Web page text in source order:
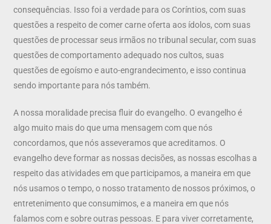
consequências. Isso foi a verdade para os Coríntios, com suas
questões a respeito de comer carne oferta aos ídolos, com suas
questões de processar seus irmãos no tribunal secular, com suas
questões de comportamento adequado nos cultos, suas
questões de egoísmo e auto-engrandecimento, e isso continua
sendo importante para nós também.
A nossa moralidade precisa fluir do evangelho. O evangelho é
algo muito mais do que uma mensagem com que nós
concordamos, que nós asseveramos que acreditamos. O
evangelho deve formar as nossas decisões, as nossas escolhas a
respeito das atividades em que participamos, a maneira em que
nós usamos o tempo, o nosso tratamento de nossos próximos, o
entretenimento que consumimos, e a maneira em que nós
falamos com e sobre outras pessoas. E para viver corretamente,